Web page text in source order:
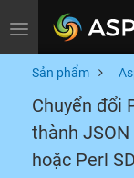
Toggle navigation
Sản phẩm
Chuyển đổi
thành
hoặc Perl